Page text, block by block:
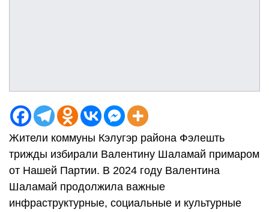
Жители коммуны Кэлугэр района Фэлешть
трижды избирали Валентину Шаламай примаром
от Нашей Партии. В 2024 году Валентина
Шаламай продолжила важные
инфраструктурные, социальные и культурные